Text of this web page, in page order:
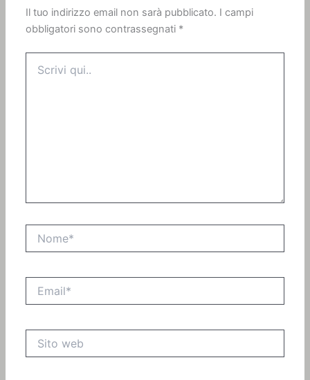
Il tuo indirizzo email non sarà pubblicato. I campi
obbligatori sono contrassegnati *
qui..
web